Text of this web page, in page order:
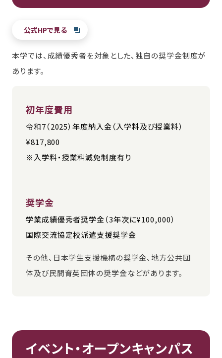
公式HPで見る
本学では、成績優秀者を対象とした、独自の奨学金制度が
あります。
初年度費用
令和7（2025）年度納入金（入学料及び授業料）
¥817,800
※入学料・授業料減免制度有り
奨学金
学業成績優秀者奨学金（3年次に¥100,000）
国際交流協定校派遣支援奨学金
その他、日本学生支援機構の奨学金、地方公共団
体及び民間育英団体の奨学金などがあります。
イベント・オープンキャンパス